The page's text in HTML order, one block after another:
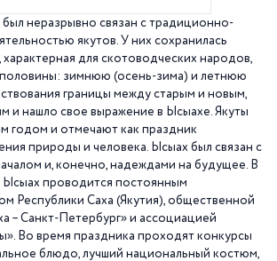
неразрывно связан с традиционно-
якутов. У них сохранилась
для скотоводческих народов,
половины: зимнюю (осень-зима) и летнюю
границы между старым и новым,
и нашло свое выражение в Ысыахе. Якуты
годом и отмечают как праздник
природы и человека. Ысыах был связан с
и, конечно, надеждами на будущее. В
Ысыах проводится постоянным
Республики Саха (Якутия), общественной
– Санкт-Петербург» и ассоциацией
Во время праздника проходят конкурсы
блюдо, лучший национальный костюм,